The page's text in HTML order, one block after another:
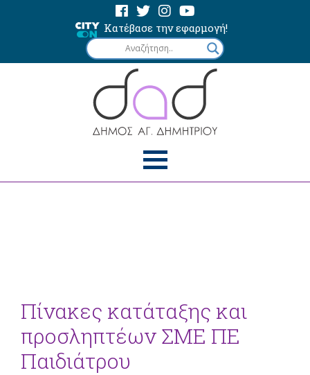
Κατέβασε την εφαρμογή!
Πίνακες κατάταξης και
προσληπτέων ΣΜΕ ΠΕ
Παιδιάτρου